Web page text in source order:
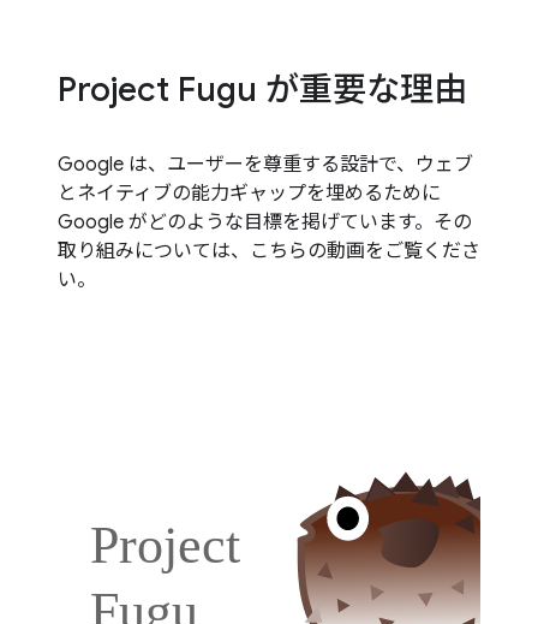
Project Fugu が重要な理由
Google は、ユーザーを尊重する設計で、ウェブ
とネイティブの能力ギャップを埋めるために
Google がどのような目標を掲げています。その
取り組みについては、こちらの動画をご覧くださ
い。